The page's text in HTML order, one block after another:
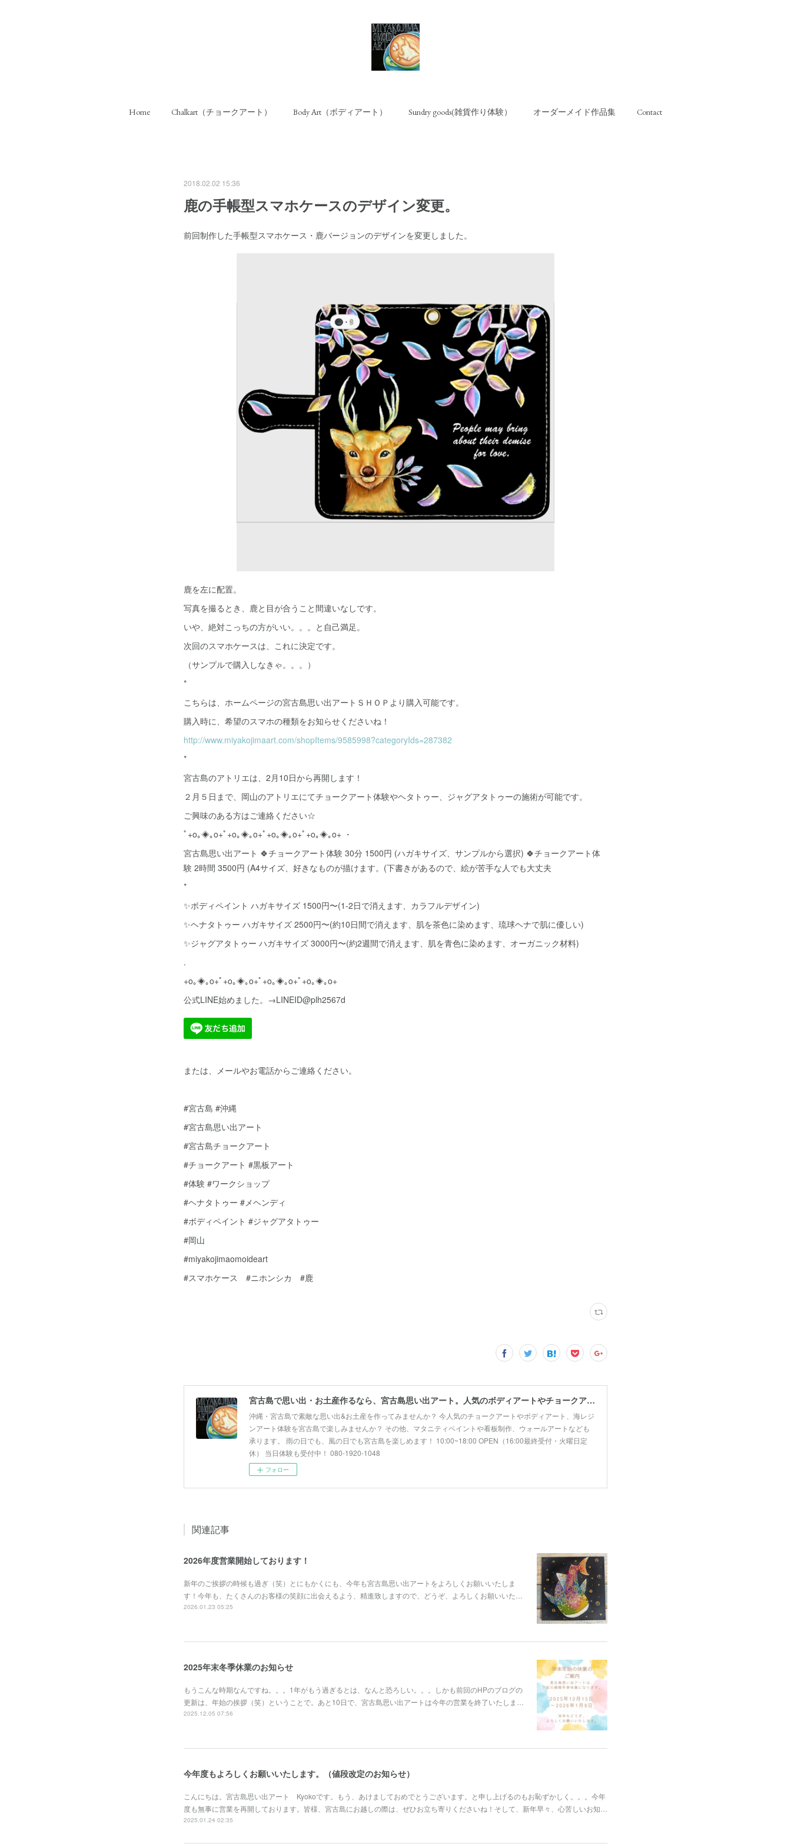
Home Chalkart（チョークアート） Body Art（ボディアート） Sundry goods(雑貨作り体験） オーダーメイド作品集 Contact
2018.02.02 15:36
鹿の手帳型スマホケースのデザイン変更。
前回制作した手帳型スマホケース・鹿バージョンのデザインを変更しました。
鹿を左に配置。
写真を撮るとき、鹿と目が合うこと間違いなしです。
いや、絶対こっちの方がいい。。。と自己満足。
次回のスマホケースは、これに決定です。
（サンプルで購入しなきゃ。。。）
*
こちらは、ホームページの宮古島思い出アートＳＨＯＰより購入可能です。
購入時に、希望のスマホの種類をお知らせくださいね！
http://www.miyakojimaart.com/shopItems/9585998?categoryIds=287382
*
宮古島のアトリエは、2月10日から再開します！
２月５日まで、岡山のアトリエにてチョークアート体験やヘタトゥー、ジャグアタトゥーの施術が可能です。
ご興味のある方はご連絡ください☆
ﾟ+o｡◈｡o+ﾟ+o｡◈｡o+ﾟ+o｡◈｡o+ﾟ+o｡◈｡o+ ・
宮古島思い出アート 🍀チョークアート体験 30分 1500円 (ハガキサイズ、サンプルから選択) 🍀チョークアート体
験 2時間 3500円 (A4サイズ、好きなものが描けます。(下書きがあるので、絵が苦手な人でも大丈夫
*
✨ボディペイント ハガキサイズ 1500円〜(1-2日で消えます、カラフルデザイン)
✨ヘナタトゥー ハガキサイズ 2500円〜(約10日間で消えます、肌を茶色に染めます、琉球ヘナで肌に優しい)
✨ジャグアタトゥー ハガキサイズ 3000円〜(約2週間で消えます、肌を青色に染めます、オーガニック材料)
.
+o｡◈｡o+ﾟ+o｡◈｡o+ﾟ+o｡◈｡o+ﾟ+o｡◈｡o+
公式LINE始めました。→LINEID@plh2567d
または、メールやお電話からご連絡ください。
#宮古島 #沖縄
#宮古島思い出アート
#宮古島チョークアート
#チョークアート #黒板アート
#体験 #ワークショップ
#ヘナタトゥー #メヘンディ
#ボディペイント #ジャグアタトゥー
#岡山
#miyakojimaomoideart
#スマホケース #ニホンシカ #鹿
宮古島で思い出・お土産作るなら、宮古島思い出アート。人気のボディアートやチョークアート、海レジンアート体験が楽しめます！
沖縄・宮古島で素敵な思い出&お土産を作ってみませんか？ 今人気のチョークアートやボディアート、海レジ
ンアート体験を宮古島で楽しみませんか？ その他、マタニティペイントや看板制作、ウォールアートなども
承ります。 雨の日でも、風の日でも宮古島を楽しめます！ 10:00~18:00 OPEN（16:00最終受付・火曜日定
休） 当日体験も受付中！ 080-1920-1048
フォロー
関連記事
2026年度営業開始しております！
新年のご挨拶の時候も過ぎ（笑）とにもかくにも、今年も宮古島思い出アートをよろしくお願いいたしま
す！今年も、たくさんのお客様の笑顔に出会えるよう、精進致しますので、どうぞ、よろしくお願いいた…
2026.01.23 05:25
2025年末冬季休業のお知らせ
もうこんな時期なんですね。。。1年がもう過ぎるとは、なんと恐ろしい。。。しかも前回のHPのブログの
更新は、年始の挨拶（笑）ということで。あと10日で、宮古島思い出アートは今年の営業を終了いたしま…
2025.12.05 07:56
今年度もよろしくお願いいたします。（値段改定のお知らせ）
こんにちは。宮古島思い出アート Kyokoです。もう、あけましておめでとうございます。と申し上げるのもお恥ずかしく。。。今年
度も無事に営業を再開しております。皆様、宮古島にお越しの際は、ぜひお立ち寄りくださいね！そして、新年早々、心苦しいお知…
2025.01.24 02:35